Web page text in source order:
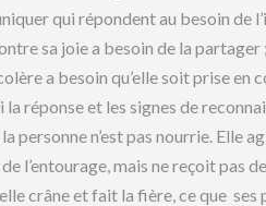
qui répondent au besoin de
sa joie a besoin de la
a besoin qu’elle soit prise en
la réponse et les signes de
personne n’est pas nourrie. Elle
l’entourage, mais ne reçoit pas
crâne et fait la fière, ce que